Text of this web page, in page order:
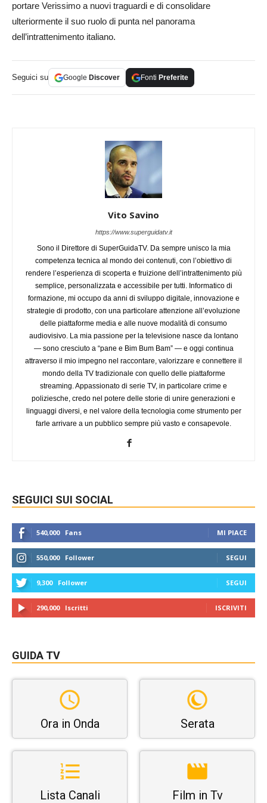
portare Verissimo a nuovi traguardi e di consolidare
ulteriormente il suo ruolo di punta nel panorama
dell’intrattenimento italiano.
Seguici su Google Discover Fonti Preferite
Vito Savino
https://www.superguidatv.it
Sono il Direttore di SuperGuidaTV. Da sempre unisco la mia
competenza tecnica al mondo dei contenuti, con l’obiettivo di
rendere l’esperienza di scoperta e fruizione dell’intrattenimento più
semplice, personalizzata e accessibile per tutti. Informatico di
formazione, mi occupo da anni di sviluppo digitale, innovazione e
strategie di prodotto, con una particolare attenzione all’evoluzione
delle piattaforme media e alle nuove modalità di consumo
audiovisivo. La mia passione per la televisione nasce da lontano
— sono cresciuto a “pane e Bim Bum Bam” — e oggi continua
attraverso il mio impegno nel raccontare, valorizzare e connettere il
mondo della TV tradizionale con quello delle piattaforme
streaming. Appassionato di serie TV, in particolare crime e
poliziesche, credo nel potere delle storie di unire generazioni e
linguaggi diversi, e nel valore della tecnologia come strumento per
farle arrivare a un pubblico sempre più vasto e consapevole.
SEGUICI SUI SOCIAL
540,000 Fans MI PIACE
550,000 Follower SEGUI
9,300 Follower SEGUI
290,000 Iscritti ISCRIVITI
GUIDA TV
Ora in Onda Serata
Lista Canali Film in Tv